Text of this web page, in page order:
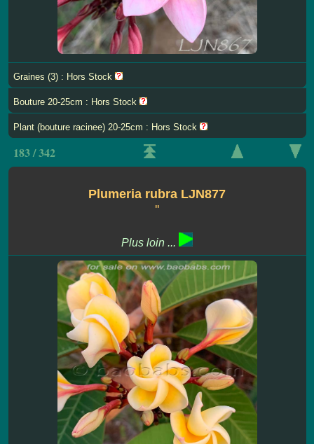
Graines (3) : Hors Stock
Bouture 20-25cm : Hors Stock
Plant (bouture racinee) 20-25cm : Hors Stock
183 / 342
Plumeria rubra LJN877
''
Plus loin ...